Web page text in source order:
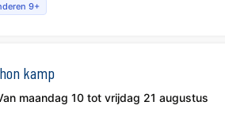
9+
kamp
maandag 10 tot vrijdag 21 augustus